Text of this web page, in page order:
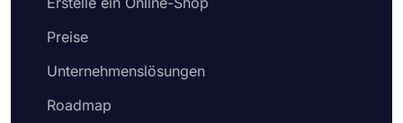
basierend auf den Antworten Ihrer Quizteilnehmer
ein- oder auszublenden. Mit der bedingten Logik
benötigen, ohne Ihre Befragten mit unnötigen
Teilen von Formulardatensätzen und Statistiken:
Preise
Unternehmenslösungen
Roadmap